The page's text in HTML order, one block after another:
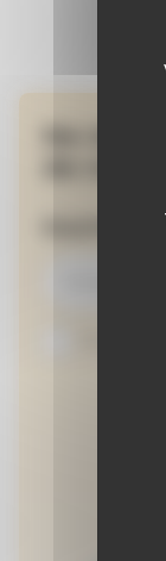
Ne
de nos
Inscrivez-
Je suis